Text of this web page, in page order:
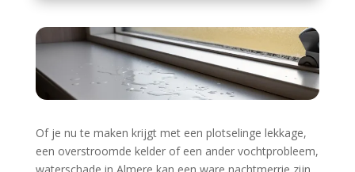
Of je nu te maken krijgt met een plotselinge lekkage,
een overstroomde kelder of een ander vochtprobleem,